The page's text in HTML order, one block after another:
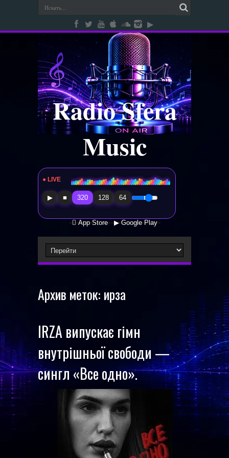
Radio Sfera
Music
● LIVE Radio Sfera Music
▶ ■ 320 128 64
 App Store ▶ Google Play
Архив меток: ирза
IRZA випускає гімн
внутрішньої свободи —
сингл «Все одно».